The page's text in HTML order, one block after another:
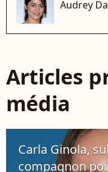
Audrey
Articles
média
Carla Ginola,
compagnon